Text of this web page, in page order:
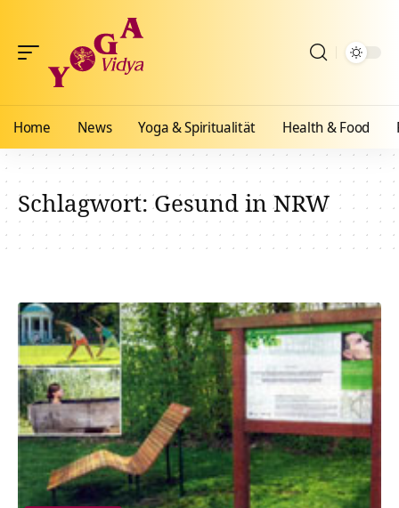
Home News Yoga & Spiritualität Health & Food
Schlagwort:Gesund in NRW